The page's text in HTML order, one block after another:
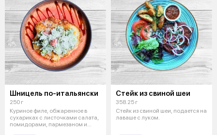
Шницель по-итальянски
250 г
Куриное филе, обжаренное в
сухариках с листочками салата,
помидорами, пармезаном и
Стейк из свиной шеи
358.25 г
Стейк из свиной шеи, подается на
лаваше с луком.